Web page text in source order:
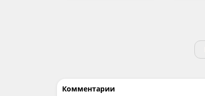
Комментарии